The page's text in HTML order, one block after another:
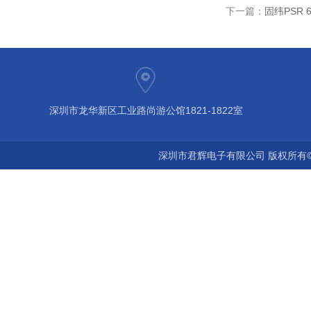
下一篇： 固纬PSR
深圳市龙华新区工业路尚游公馆1821-1822室
深圳市君辉电子有限公司 版权所